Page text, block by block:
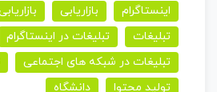
اینستاگرام
بازاریابی
تبلیغات
تبلیغات در اینستاگرام
تبلیغات در شبکه های اجتماعی
تولید محتوا
دانشگاه